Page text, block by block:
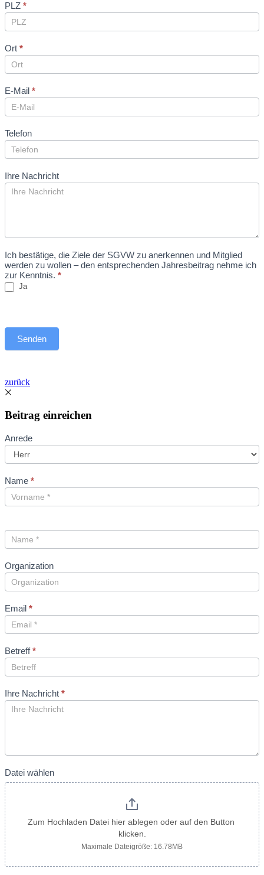
PLZ *
Ort *
E-Mail *
Telefon
Ihre Nachricht
Ich bestätige, die Ziele der SGVW zu anerkennen und Mitglied
werden zu wollen – den entsprechenden Jahresbeitrag nehme ich
zur Kenntnis. *
Ja
Senden
zurück
Beitrag einreichen
Beitrag
einreichen
Anrede
Name *
Organization
Email *
Betreff*
Ihre Nachricht *
Datei wählen
Zum Hochladen Datei hier ablegen oder auf den Button
klicken.
Maximale Dateigröße: 16.78MB